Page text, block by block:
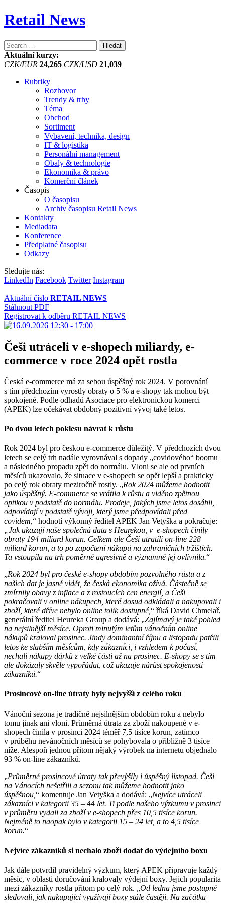
Retail News
Vyhledávání
Aktuální kurzy:
CZK/EUR 24,265 CZK/USD 21,039
Rubriky
Rozhovor
Trendy & trhy
Téma
Obchod
Sortiment
Vybavení, technika, design
IT & logistika
Personální management
Obaly & technologie
Ekonomika & právo
Komerční článek
Časopis
O časopisu
Archiv časopisu Retail News
Kontakty
Mediadata
Konference
Předplatné časopisu
Odkazy
Sledujte nás:
LinkedIn Facebook Twitter Instagram
Aktuální číslo RETAIL NEWS
Stáhnout PDF
Registrovat k odběru RETAIL NEWS
Češi utráceli v e-shopech miliardy, e-
commerce v roce 2024 opět rostla
Česká e-commerce má za sebou úspěšný rok 2024. V porovnání
s tím předchozím vyrostly obraty o 5 % a e-shopy tak mohou být
spokojené. Podle odhadů Asociace pro elektronickou komerci
(APEK) lze očekávat obdobný pozitivní vývoj také letos.
Po dvou letech poklesu návrat k růstu
Rok 2024 byl pro českou e-commerce důležitý. V předchozích dvou
letech se celý trh nadále vyrovnával s dopady „covidového“ boomu
a následného propadu zpět do normálu. Vloni se ale od prvních
měsíců ukazovalo, že situace v e-shopech se opět lepší a prakticky
po celý rok obraty meziročně rostly. „Rok 2024 můžeme hodnotit
jako úspěšný. E-commerce se vrátila k růstu a viděno zpětnou
optikou v podstatě do normálu. Prodeje, jakých jsme letos dosáhli,
odpovídají v podstatě vývoji, který jsme předpovídali před
covidem, “ hodnotí výkonný ředitel APEK Jan Vetyška a pokračuje:
„Jak ukazují naše společná data s Heurekou, v e-shopech činily
obraty 194 miliard korun. Celkem ale Češi utratili on-line 228
miliard korun, a to po započtení nákupů na zahraničních tržištích.
Ta vstoupila na trh poměrně agresivně a významně jej ovlivnila.“
„Rok 2024 byl pro české e-shopy obdobím pozvolného růstu a z
našich dat je jasně vidět, že česká ekonomika ožívá. Částečně se
zmírnily obavy z inflace a z rostoucích cen energií, a Češi
pokračovali v online nákupech, které dosud odkládali a nakupovali i
zboží, které dříve nebylo online tolik dostupné,“ říká David Chmelař,
generální ředitel Heureka Group a dodává: „Zajímavý je také pohled
na nejsilnější měsíce. Oproti minulým letům vánočním online
nákupů kraloval prosinec. Jindy dominantní říjnu a listopadu patřili
letos ke slabším měsícům, kdy zákazníci, i vzhledem k počasí,
nechali nákupy dárků z velké části až na prosinec. E-shopy se s tím
ale dokázaly skvěle vypořádat, což ukazuje nárůst spokojenosti
zákazníků.“
Prosincové on-line útraty byly nejvyšší z celého roku
Vánoční sezona je tradičně nejsilnějším obdobím roku a nebylo
tomu jinak ani vloni. Průměrná útrata za zboží nakoupené v e-
shopech činila v prosinci 2024 téměř 7,5 tisíce korun, zatímco
v průběhu nevánočních měsíců se pohybovala o přibližně 3 tisíce
níže. Alespoň jednou přitom nějaký výrobek na internetu objednalo
93 % on-line zákazníků.
„Průměrné prosincové útraty tak převýšily i úspěšný listopad. Češi
na Vánocích nešetřili a sezonu tak můžeme hodnotit jako
úspěšnou, “ komentuje Jan Vetyška a dodává: „Nejvíce utráceli
zákazníci v kategorii 35 – 44 let. Ti podle našeho výzkumu v prosinci
v průměru vydali za zboží v e-shopech přes 10,5 tisíce korun.
Nejméně to naopak bylo v kategorii 15 – 24 let, a to 4,5 tisíce
korun.“
Nejvíce zákazníků si nechalo zboží dodat do výdejního boxu
Jak dále potvrdil pravidelný výzkum, který APEK připravuje každý
měsíc, v oblasti doručování kralovaly výdejní boxy. Jejich popularita
mezi zákazníky rostla přitom po celý rok. „Od ledna jsme postupně
sledovali, jak nakupující využívají boxy stále častěji. Na začátku